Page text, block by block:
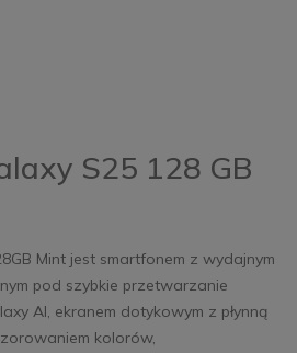
S25 128 GB
Mint jest smartfonem z wydajnym
pod szybkie przetwarzanie
AI, ekranem dotykowym z płynną
kolorów,